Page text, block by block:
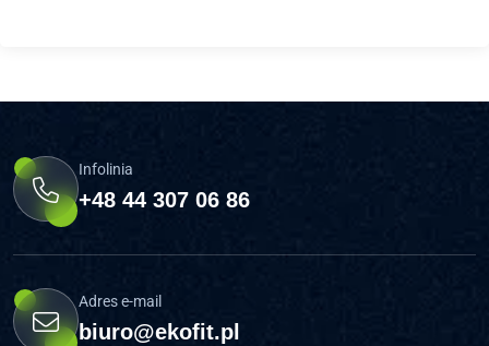
Infolinia
+48 44 307 06 86
Adres e-mail
biuro@ekofit.pl